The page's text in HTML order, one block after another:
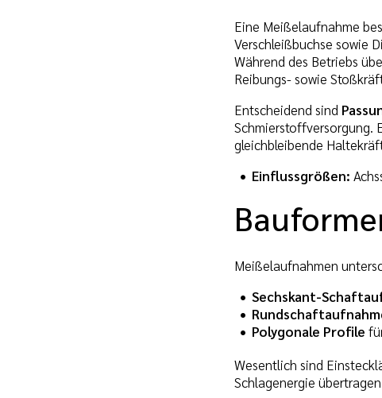
Eine Meißelaufnahme
Verschleißbuchse sowie
Während des Betriebs
Reibungs- sowie
Entscheidend sind
Schmierstoffversorgung.
gleichbleibende
Einflussgrößen:
Meißelaufnahmen
Sechskant-
Polygonale Profile
Wesentlich sind
Schlagenergie